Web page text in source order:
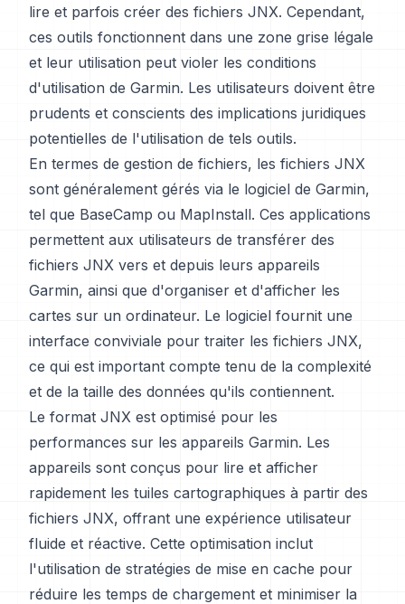
lire et parfois créer des fichiers JNX. Cependant,
ces outils fonctionnent dans une zone grise légale
et leur utilisation peut violer les conditions
d'utilisation de Garmin. Les utilisateurs doivent être
prudents et conscients des implications juridiques
potentielles de l'utilisation de tels outils.
En termes de gestion de fichiers, les fichiers JNX
sont généralement gérés via le logiciel de Garmin,
tel que BaseCamp ou MapInstall. Ces applications
permettent aux utilisateurs de transférer des
fichiers JNX vers et depuis leurs appareils
Garmin, ainsi que d'organiser et d'afficher les
cartes sur un ordinateur. Le logiciel fournit une
interface conviviale pour traiter les fichiers JNX,
ce qui est important compte tenu de la complexité
et de la taille des données qu'ils contiennent.
Le format JNX est optimisé pour les
performances sur les appareils Garmin. Les
appareils sont conçus pour lire et afficher
rapidement les tuiles cartographiques à partir des
fichiers JNX, offrant une expérience utilisateur
fluide et réactive. Cette optimisation inclut
l'utilisation de stratégies de mise en cache pour
réduire les temps de chargement et minimiser la